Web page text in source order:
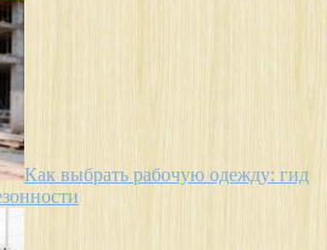
Как выбрать рабочую одежду: гид